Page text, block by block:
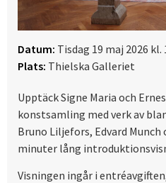
Datum: Tisdag 19 maj 2026 kl.
Plats: Thielska Galleriet
Upptäck Signe Maria och
konstsamling med verk av
Bruno Liljefors, Edvard Munch
minuter lång
Visningen ingår i